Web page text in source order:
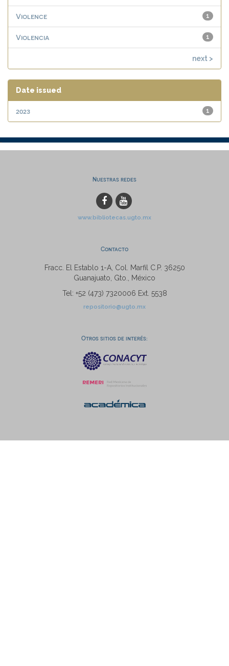
1
Violence
1
Violencia
next >
Date issued
1
2023
Nuestras redes
www.bibliotecas.ugto.mx
Contacto
Fracc. El Establo 1-A, Col. Marfil C.P. 36250
Guanajuato, Gto., México
Tel: +52 (473) 7320006 Ext. 5538
repositorio@ugto.mx
Otros sitios de interés: